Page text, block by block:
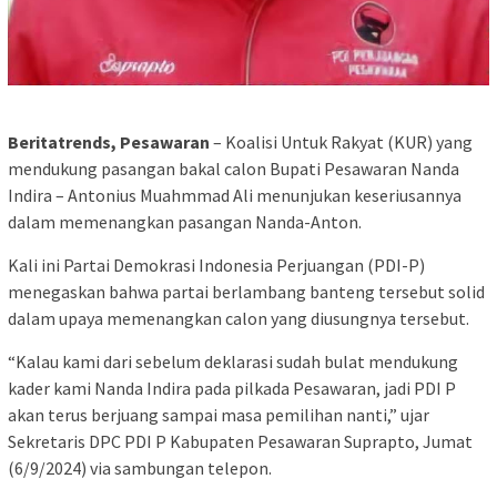
Beritatrends, Pesawaran – Koalisi Untuk Rakyat (KUR) yang
mendukung pasangan bakal calon Bupati Pesawaran Nanda
Indira – Antonius Muahmmad Ali menunjukan keseriusannya
dalam memenangkan pasangan Nanda-Anton.
Kali ini Partai Demokrasi Indonesia Perjuangan (PDI-P)
menegaskan bahwa partai berlambang banteng tersebut solid
dalam upaya memenangkan calon yang diusungnya tersebut.
“Kalau kami dari sebelum deklarasi sudah bulat mendukung
kader kami Nanda Indira pada pilkada Pesawaran, jadi PDI P
akan terus berjuang sampai masa pemilihan nanti,” ujar
Sekretaris DPC PDI P Kabupaten Pesawaran Suprapto, Jumat
(6/9/2024) via sambungan telepon.